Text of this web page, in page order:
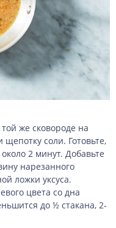
же сковороде на
соли. Готовьте,
2 минут. Добавьте
нарезанного
ложки уксуса.
цвета со дна
до ½ стакана, 2-